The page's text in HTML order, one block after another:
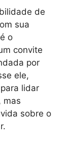
de
sua
o
convite
por
ele,
lidar
mas
sobre o